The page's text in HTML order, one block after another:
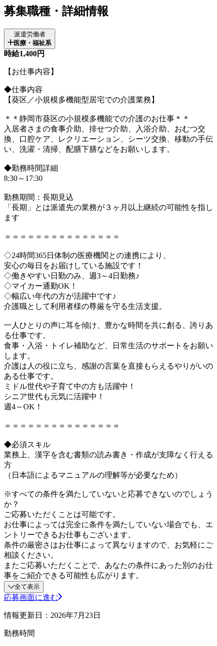
募集職種・詳細情報
派遣労働者
医療・福祉系
時給1,400円
【お仕事内容】
◆仕事内容
【葵区／小規模多機能型居宅での介護業務】
＊＊静岡市葵区の小規模多機能での介護のお仕事＊＊
入居者さまの食事介助、排せつ介助、入浴介助、おむつ交
換、口腔ケア、レクリエーション、シーツ交換、移動の手伝
い、洗濯・清掃、配膳下膳などをお願いします。
◆勤務時間詳細
8:30～17:30
勤務期間：長期見込
「長期」とは派遣先の業務が３ヶ月以上継続の可能性を指し
ます
＝＝＝＝＝＝＝＝＝＝＝＝＝＝＝
◇24時間365日体制の医療機関との連携により、
安心の毎日をお届けしている施設です！
◇働きやすい日勤のみ、週3～4日勤務♪
◇マイカー通勤OK！
◇幅広い年代の方が活躍中です♪
介護職として利用者様の尊厳を守る生活支援。
一人ひとりの声に耳を傾け、豊かな時間を共に創る、誇りあ
る仕事です。
食事・入浴・トイレ補助など、日常生活のサポートをお願い
します。
介護は人の役に立ち、感謝の言葉を直接もらえるやりがいの
ある仕事です。
ミドル世代や子育て中の方も活躍中！
シニア世代も元気に活躍中！
週4～OK！
＝＝＝＝＝＝＝＝＝＝＝＝＝＝＝
◆必須スキル
業務上、漢字を含む書類の読み書き・作成が支障なく行える
方
（日本語によるマニュアルの理解等が必要なため）
※すべての条件を満たしていないと応募できないのでしょう
か？
ご応募いただくことは可能です。
お仕事によっては完全に条件を満たしていない場合でも、エ
ントリーできるお仕事もございます。
条件の厳密さはお仕事によって異なりますので、お気軽にご
相談ください。
またご応募いただくことで、あなたの条件にあった別のお仕
事をご紹介できる可能性も広がります。
全て表示
応募画面に進む
情報更新日：2026年7月23日
勤務時間